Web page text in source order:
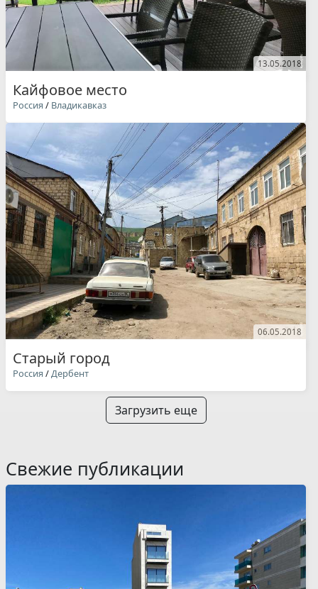
13.05.2018
Кайфовое место
Россия / Владикавказ
06.05.2018
Старый город
Россия / Дербент
Загрузить еще
Свежие публикации